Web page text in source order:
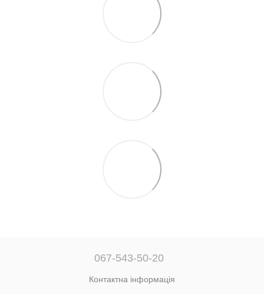
067-543-50-20
Контактна інформація